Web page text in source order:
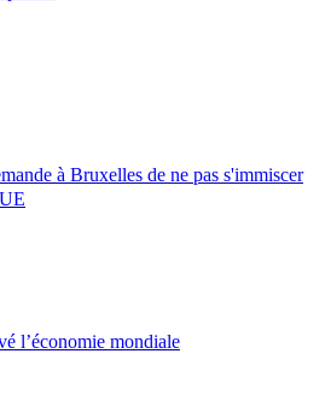
à Bruxelles de ne pas s'immiscer
l’économie mondiale